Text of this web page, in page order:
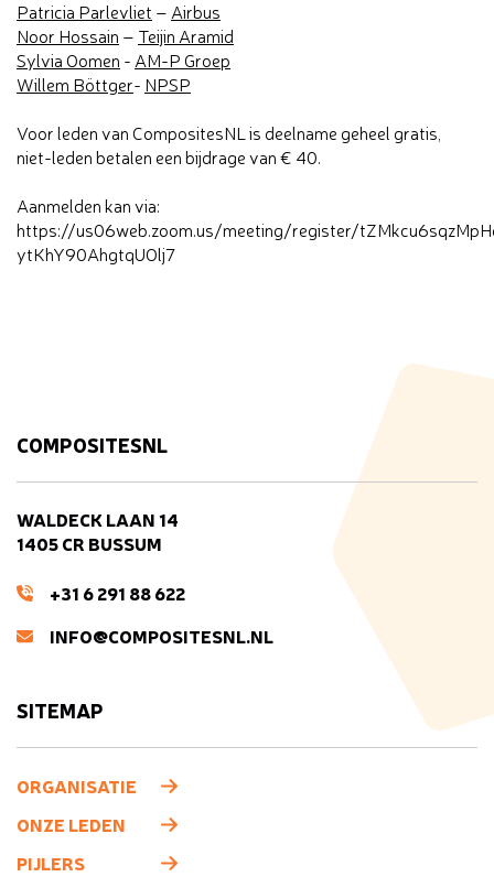
Patricia Parlevliet – Airbus
Noor Hossain – Teijin Aramid
Sylvia Oomen - AM-P Groep
Willem Böttger- NPSP
Voor leden van CompositesNL is deelname geheel gratis,
niet-leden betalen een bijdrage van € 40.
Aanmelden kan via:
https://us06web.zoom.us/meeting/register/
ytKhY90AhgtqUOlj7
COMPOSITESNL
WALDECK LAAN 14
1405 CR BUSSUM
+31 6 291 88 622
INFO@COMPOSITESNL.NL
SITEMAP
ORGANISATIE
ONZE LEDEN
PIJLERS